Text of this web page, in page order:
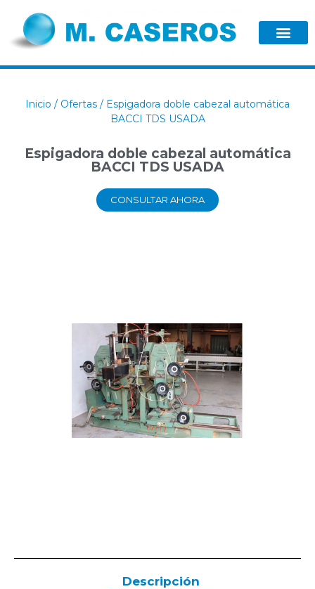
Inicio / Ofertas / Espigadora doble cabezal automática
BACCI TDS USADA
Espigadora doble cabezal automática
BACCI TDS USADA
CONSULTAR AHORA
Descripción